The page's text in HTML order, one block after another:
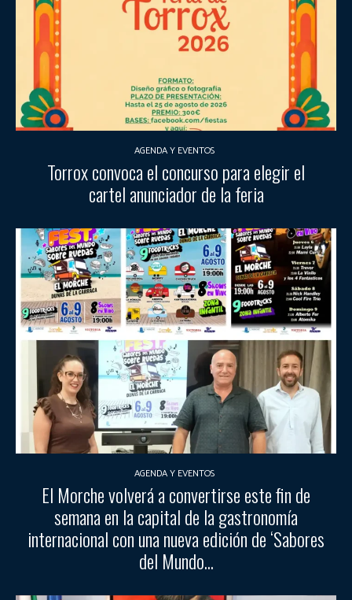
AGENDA Y EVENTOS
Torrox convoca el concurso para elegir el
cartel anunciador de la feria
AGENDA Y EVENTOS
El Morche volverá a convertirse este fin de
semana en la capital de la gastronomía
internacional con una nueva edición de ‘Sabores
del Mundo...